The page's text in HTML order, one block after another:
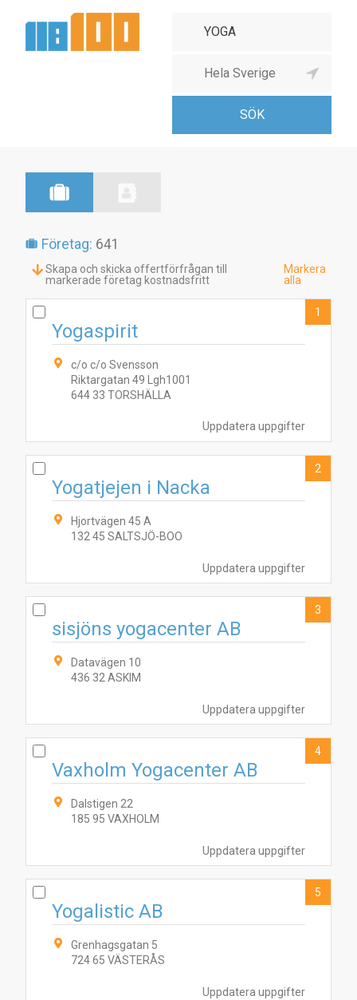
Företag: 641
Skapa och skicka offertförfrågan till
markerade företag kostnadsfritt
Markera
alla
Uppdatera uppgifter
Yogaspirit
c/o c/o Svensson
Riktargatan 49 Lgh1001
644 33 TORSHÄLLA
1
Uppdatera uppgifter
Yogatjejen i Nacka
Hjortvägen 45 A
132 45 SALTSJÖ-BOO
2
Uppdatera uppgifter
sisjöns yogacenter AB
Datavägen 10
436 32 ASKIM
3
Uppdatera uppgifter
Vaxholm Yogacenter AB
Dalstigen 22
185 95 VAXHOLM
4
Uppdatera uppgifter
Yogalistic AB
Grenhagsgatan 5
724 65 VÄSTERÅS
5